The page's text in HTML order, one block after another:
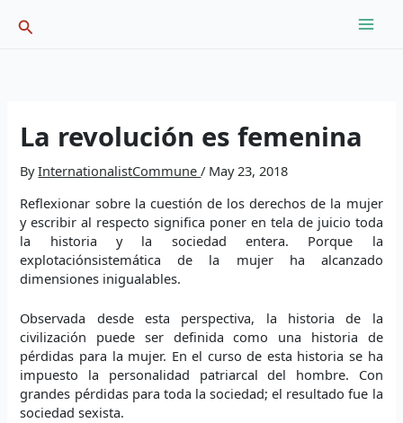
Search
La revolución es femenina
ByInternationalistCommune/ May 23, 2018
Reflexionar sobre la cuestión de los derechos de la mujer
y escribir al respecto significa poner en tela de juicio toda
la historia y la sociedad entera. Porque la
explotaciónsistemática de la mujer ha alcanzado
dimensiones inigualables.
Observada desde esta perspectiva, la historia de la
civilización puede ser definida como una historia de
pérdidas para la mujer. En el curso de esta historia se ha
impuesto la personalidad patriarcal del hombre. Con
grandes pérdidas para toda la sociedad; el resultado fue la
sociedad sexista.